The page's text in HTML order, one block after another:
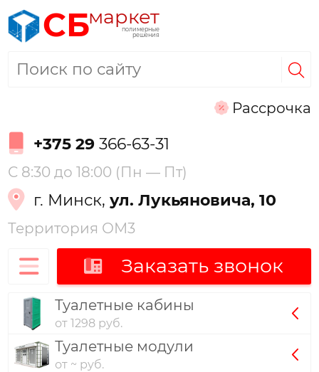
СБмаркет
полимерные
решения
Рассрочка
+375 29 366-63-31
С 8:30 до 18:00 (Пн — Пт)
г. Минск,ул. Лукьяновича, 10
Территория ОМ3
Заказать звонок
Туалетные кабины
от 1298 руб.
Туалетные модули
от ~ руб.